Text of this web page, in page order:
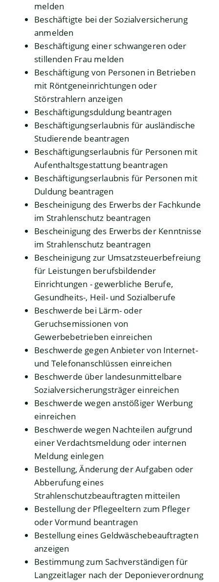
melden
Beschäftigte bei der Sozialversicherung
anmelden
Beschäftigung einer schwangeren oder
stillenden Frau melden
Beschäftigung von Personen in Betrieben
mit Röntgeneinrichtungen oder
Störstrahlern anzeigen
Beschäftigungsduldung beantragen
Beschäftigungserlaubnis für ausländische
Studierende beantragen
Beschäftigungserlaubnis für Personen mit
Aufenthaltsgestattung beantragen
Beschäftigungserlaubnis für Personen mit
Duldung beantragen
Bescheinigung des Erwerbs der Fachkunde
im Strahlenschutz beantragen
Bescheinigung des Erwerbs der Kenntnisse
im Strahlenschutz beantragen
Bescheinigung zur Umsatzsteuerbefreiung
für Leistungen berufsbildender
Einrichtungen - gewerbliche Berufe,
Gesundheits-, Heil- und Sozialberufe
Beschwerde bei Lärm- oder
Geruchsemissionen von
Gewerbebetrieben einreichen
Beschwerde gegen Anbieter von Internet-
und Telefonanschlüssen einreichen
Beschwerde über landesunmittelbare
Sozialversicherungsträger einreichen
Beschwerde wegen anstößiger Werbung
einreichen
Beschwerde wegen Nachteilen aufgrund
einer Verdachtsmeldung oder internen
Meldung einlegen
Bestellung, Änderung der Aufgaben oder
Abberufung eines
Strahlenschutzbeauftragten mitteilen
Bestellung der Pflegeeltern zum Pfleger
oder Vormund beantragen
Bestellung eines Geldwäschebeauftragten
anzeigen
Bestimmung zum Sachverständigen für
Langzeitlager nach der Deponieverordnung